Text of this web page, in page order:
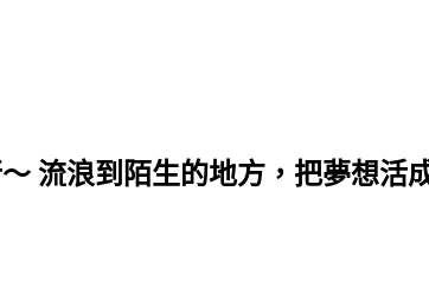
流浪到陌生的地方，把夢想活